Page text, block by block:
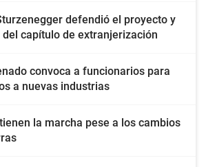
defendió el proyecto y
capítulo de extranjerización
convoca a funcionarios para
a nuevas industrias
la marcha pese a los cambios